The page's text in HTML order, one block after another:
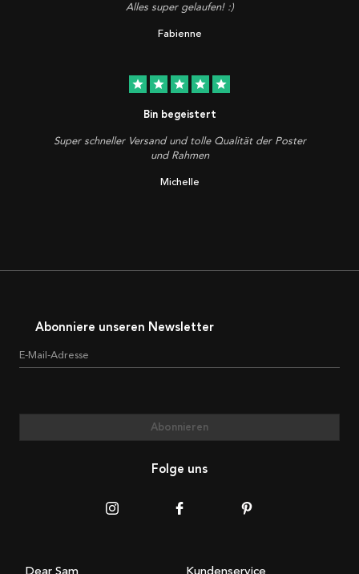
Alles super gelaufen! :)
Fabienne
star star star star star
Bin begeistert
Super schneller Versand und tolle Qualität der Poster
und Rahmen
Michelle
Abonniere unseren Newsletter
E-Mail-Adresse
Abonnieren
Folge uns
Dear Sam Kundenservice